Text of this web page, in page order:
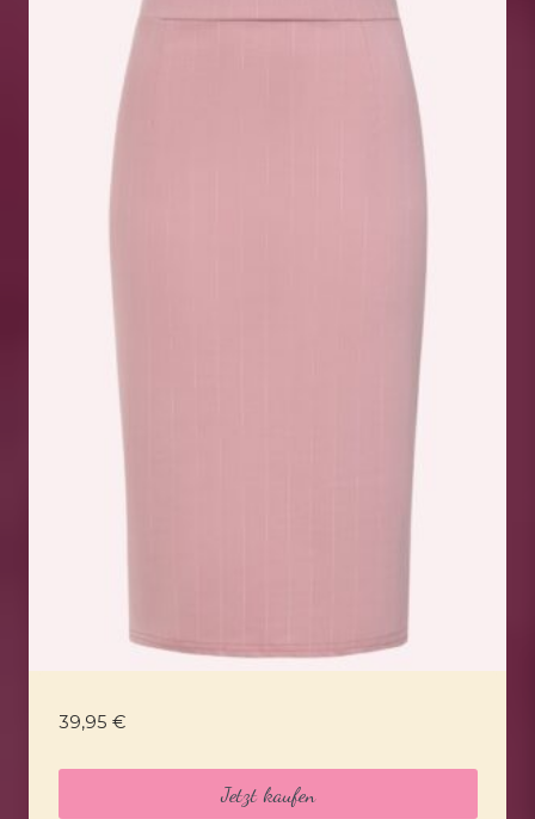
39,95 €
Jetzt kaufen